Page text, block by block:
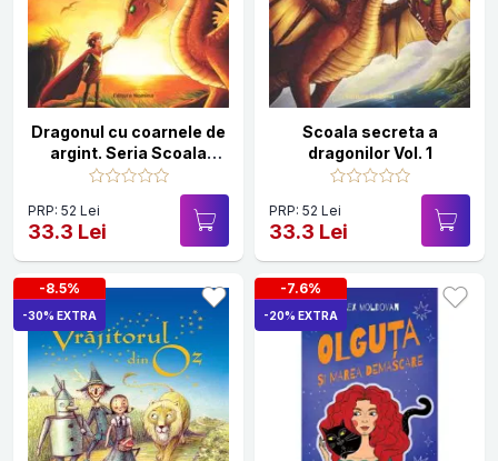
Dragonul cu coarnele de
argint. Seria Scoala
secreta a dragonilor.
PRP: 52 Lei
33.3 Lei
Scoala secreta a
dragonilor Vol. 1
PRP: 52 Lei
33.3 Lei
-8.5%
-30% EXTRA
-7.6%
-20% EXTRA